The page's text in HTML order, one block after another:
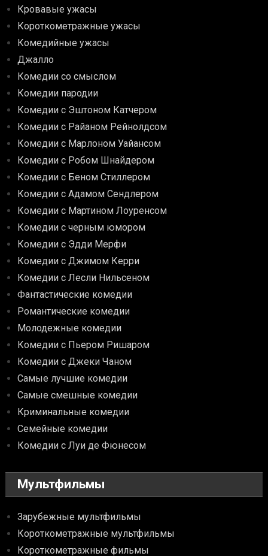
Кровавые ужасы
Короткометражные ужасы
Комедийные ужасы
Джалло
Комедии со смыслом
Комедии пародии
Комедии с Эштоном Катчером
Комедии с Райаном Рейнолдсом
Комедии с Марлоном Уайансом
Комедии с Робом Шнайдером
Комедии с Беном Стиллером
Комедии с Адамом Сендлером
Комедии с Мартином Лоуренсом
Комедии с черным юмором
Комедии с Эдди Мерфи
Комедии с Джимом Керри
Комедии с Лесли Нильсеном
Фантастические комедии
Романтические комедии
Молодежные комедии
Комедии с Пьером Ришаром
Комедии с Джеки Чаном
Самые лучшие комедии
Самые смешные комедии
Криминальные комедии
Семейные комедии
Комедии с Луи де Фюнесом
Мультфильмы
Зарубежные мультфильмы
Короткометражные мультфильмы
Короткометражные фильмы